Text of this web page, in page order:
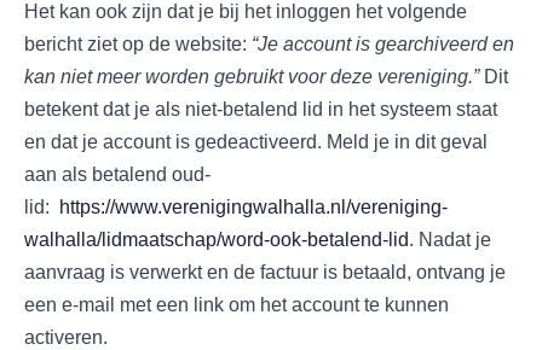
Het kan ook zijn dat je bij het inloggen het volgende
bericht ziet op de website: “Je account is gearchiveerd en
kan niet meer worden gebruikt voor deze vereniging.” Dit
betekent dat je als niet-betalend lid in het systeem staat
en dat je account is gedeactiveerd. Meld je in dit geval
aan als betalend oud-
lid:
https://www.verenigingwalhalla.nl/vereniging-
walhalla/lidmaatschap/word-ook-betalend-lid. Nadat je
aanvraag is verwerkt en de factuur is betaald, ontvang je
een e-mail met een link om het account te kunnen
activeren.